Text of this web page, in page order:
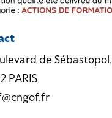
de Sébastopol,
PARIS